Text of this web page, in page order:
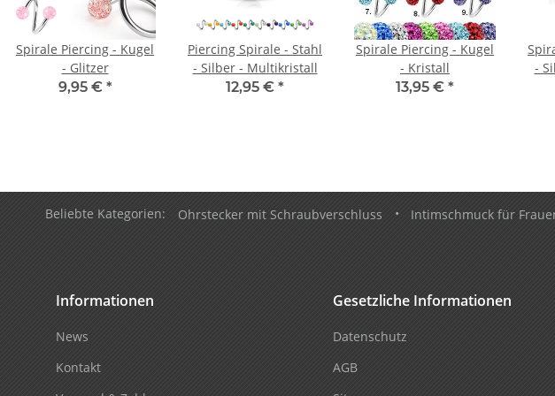
Spirale Piercing - Kugel
- Glitzer
9,95 € *
Piercing Spirale - Stahl
- Silber - Multikristall
12,95 € *
Spirale Piercing - Kugel
- Kristall
13,95 € *
-
Beliebte Kategorien: Ohrstecker mit Schraubverschluss • Intimschmuck für
Informationen
News
Kontakt
Gesetzliche Informationen
Datenschutz
AGB